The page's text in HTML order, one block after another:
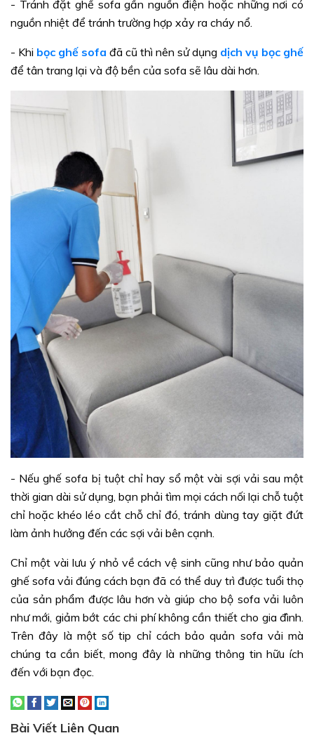
- Tránh đặt ghế sofa gần nguồn điện hoặc những nơi có
nguồn nhiệt để tránh trường hợp xảy ra cháy nổ.
- Khi bọc ghế sofa đã cũ thì nên sử dụng dịch vụ bọc ghế
để tân trang lại và độ bền của sofa sẽ lâu dài hơn.
- Nếu ghế sofa bị tuột chỉ hay sổ một vài sợi vải sau một
thời gian dài sử dụng, bạn phải tìm mọi cách nối lại chỗ tuột
chỉ hoặc khéo léo cắt chỗ chỉ đó, tránh dùng tay giặt đứt
làm ảnh hưởng đến các sợi vải bên cạnh.
Chỉ một vài lưu ý nhỏ về cách vệ sinh cũng như bảo quản
ghế sofa vải đúng cách bạn đã có thể duy trì được tuổi thọ
của sản phẩm được lâu hơn và giúp cho bộ sofa vải luôn
như mới, giảm bớt các chi phí không cần thiết cho gia đình.
Trên đây là một số tip chỉ cách bảo quản sofa vải mà
chúng ta cần biết, mong đây là những thông tin hữu ích
đến với bạn đọc.
Bài Viết Liên Quan